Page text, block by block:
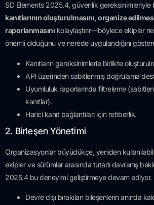
SD Elements 2025.4, güvenlik gereksinimleriyle
kanıtlarının oluşturulmasını, organize
raporlanmasını kolaylaştırır—böylece ekipler ne
önemli olduğunu ve nerede uygulandığını
Kanıtların gereksinimlerle birlikte
API üzerinden sabitlenmiş doğrulama
Uyumluluk raporlarında filtreleme
kanıtlar).
Harici kanıt bağlantıları için rehberlik.
2. Birleşen Yönetimi
Organizasyonlar büyüdükçe, yeniden
ekipler ve sürümler arasında tutarlı davranış
2025.4 bu deneyimi geliştirmeye devam ediyor.
Devre dışı bırakılan bileşenlerin anında